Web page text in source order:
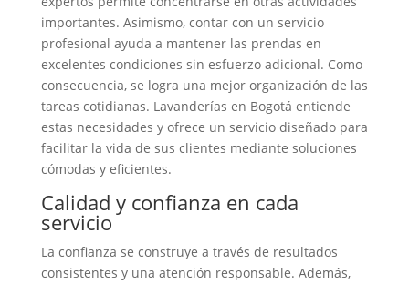
importantes. Asimismo, contar con un servicio
profesional ayuda a mantener las prendas en
excelentes condiciones sin esfuerzo adicional. Como
consecuencia, se logra una mejor organización de las
tareas cotidianas. Lavanderías en Bogotá entiende
estas necesidades y ofrece un servicio diseñado para
facilitar la vida de sus clientes mediante soluciones
cómodas y eficientes.
Calidad y confianza en cada
servicio
La confianza se construye a través de resultados
consistentes y una atención responsable. Además,